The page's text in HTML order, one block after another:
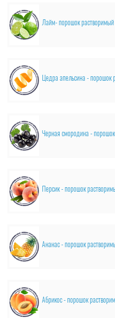
Лайм- порошок растворимый
Цедра апельсина - порошок
Персик - порошок
Ананас - порошок
Абрикос - порошок